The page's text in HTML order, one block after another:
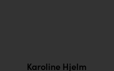
Karoline Hjelm